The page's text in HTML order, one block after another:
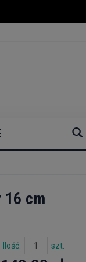
16 cm
Ilość: szt.